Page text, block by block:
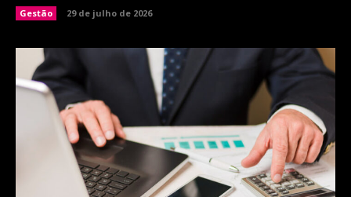
Gestão 29 de julho de 2026